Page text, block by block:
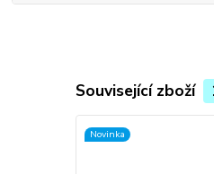
Související zboží
Novinka